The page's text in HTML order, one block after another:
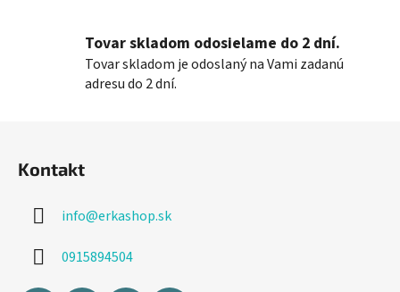
v
ý
p
Tovar skladom odosielame do 2 dní.
Tovar skladom je odoslaný na Vami zadanú
adresu do 2 dní.
Kontakt
info@erkashop.sk
0915894504